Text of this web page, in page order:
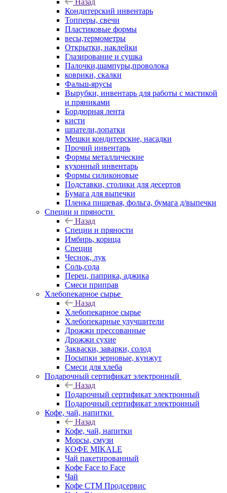
Назад
Кондитерский инвентарь
Топперы, свечи
Пластиковые формы
весы,термометры
Открытки, наклейки
Глазирование и сушка
Палочки,шампуры,проволока
коврики, скалки
Фальш-ярусы
Вырубки, инвентарь для работы с мастикой
и пряниками
Бордюрная лента
кисти
шпатели,лопатки
Мешки кондитерские, насадки
Прочий инвентарь
Формы металлические
кухонный инвентарь
Формы силиконовые
Подставки, столики для десертов
Бумага для выпечки
Пленка пищевая, фольга, бумага д/выпечки
Специи и пряности
Назад
Специи и пряности
Имбирь, корица
Специи
Чеснок, лук
Соль,сода
Перец, паприка, аджика
Смеси приправ
Хлебопекарное сырье
Назад
Хлебопекарное сырье
Хлебопекарные улучшители
Дрожжи прессованные
Дрожжи сухие
Закваски, заварки, солод
Посыпки зерновые, кунжут
Смеси для хлеба
Подарочный сертификат электронный
Назад
Подарочный сертификат электронный
Подарочный сертификат электронный
Кофе, чай, напитки
Назад
Кофе, чай, напитки
Морсы, смузи
КОФЕ MIKALE
Чай пакетированный
Кофе Face to Face
Чай
Кофе СТМ Продсервис